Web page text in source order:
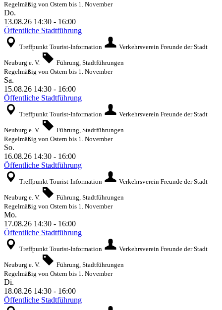
Regelmäßig von Ostern bis 1. November
Do.
13.08.26 14:30 - 16:00
Öffentliche Stadtführung
Treffpunkt Tourist-Information Verkehrsverein Freunde der Stadt
Neuburg e. V.
Führung, Stadtführungen
Regelmäßig von Ostern bis 1. November
Sa.
15.08.26 14:30 - 16:00
Öffentliche Stadtführung
Treffpunkt Tourist-Information Verkehrsverein Freunde der Stadt
Neuburg e. V.
Führung, Stadtführungen
Regelmäßig von Ostern bis 1. November
So.
16.08.26 14:30 - 16:00
Öffentliche Stadtführung
Treffpunkt Tourist-Information Verkehrsverein Freunde der Stadt
Neuburg e. V.
Führung, Stadtführungen
Regelmäßig von Ostern bis 1. November
Mo.
17.08.26 14:30 - 16:00
Öffentliche Stadtführung
Treffpunkt Tourist-Information Verkehrsverein Freunde der Stadt
Neuburg e. V.
Führung, Stadtführungen
Regelmäßig von Ostern bis 1. November
Di.
18.08.26 14:30 - 16:00
Öffentliche Stadtführung